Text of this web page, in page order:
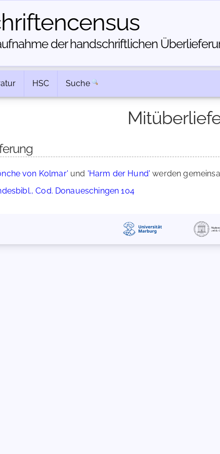
der handschriftlichen
HSC Suche
von Kolmar' und 'Harm der Hund' werden
Cod. Donaueschingen 104